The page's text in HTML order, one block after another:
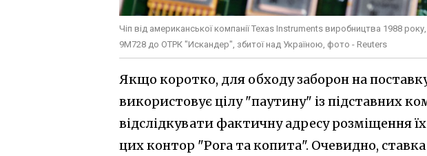
Чіп від американської компанії Texas Instruments виробництва 1988
9М728 до ОТРК "Искандер", збитої над Україною, фото - Reuters
Якщо коротко, для обходу заборон на
використовує цілу "паутину" із підставних
відслідкувати фактичну адресу розміщення
цих контор "Рога та копита". Очевидно, ставка